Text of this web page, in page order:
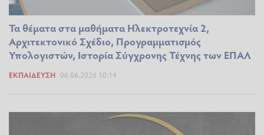
Τα θέματα στα μαθήματα Ηλεκτροτεχνία 2,
Αρχιτεκτονικό Σχέδιο, Προγραμματισμός
Υπολογιστών, Ιστορία Σύγχρονης Τέχνης των ΕΠΑΛ
ΕΚΠΑΊΔΕΥΣΗ 06.06.2026 10:14